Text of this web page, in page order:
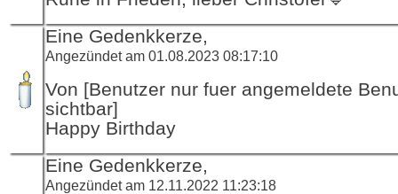
Eine Gedenkkerze,
Angezündet am 01.08.2023 08:17:10
Von [Benutzer nur fuer angemeldete
sichtbar]
Happy Birthday
Eine Gedenkkerze,
Angezündet am 12.11.2022 11:23:18